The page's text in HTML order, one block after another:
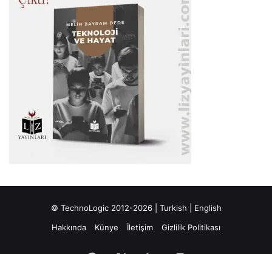
© TechnoLogic 2012-2026 | Turkish
English
Hakkında
Künye İletişim Gizlilik Politikası